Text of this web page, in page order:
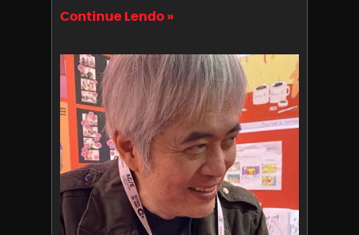
Continue Lendo »